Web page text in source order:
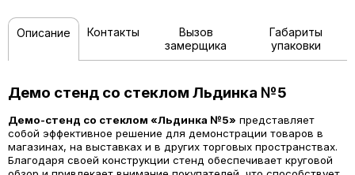
Описание Контакты
Вызов
замерщика
Габариты
упаковки
Демо стенд со стеклом Льдинка №5
Демо-стенд со стеклом «Льдинка №5» представляет
собой эффективное решение для демонстрации товаров в
магазинах, на выставках и в других торговых пространствах.
Благодаря своей конструкции стенд обеспечивает круговой